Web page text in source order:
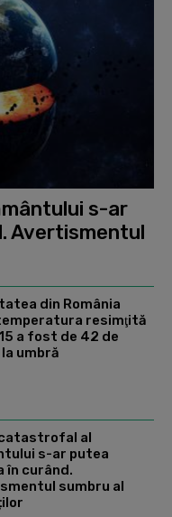
s-ar
Avertismentul
din România
resimţită
a fost de 42 de
umbră
al
s-ar putea
în curând.
sumbru al